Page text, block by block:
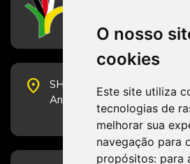
O nosso
cookies
Este site utiliza
tecnologias de
melhorar sua
navegação para
propósitos: para
place
SHS Quadra 6, Bloco E,
Andar, Sala 2001 - CEP